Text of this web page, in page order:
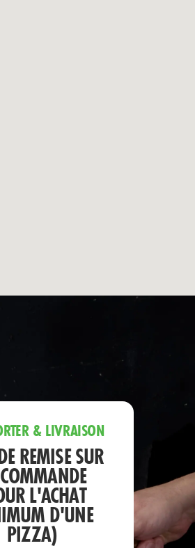
& LIVRAISON
REMISE SUR
L'ACHAT
D'UNE
PIZZA)